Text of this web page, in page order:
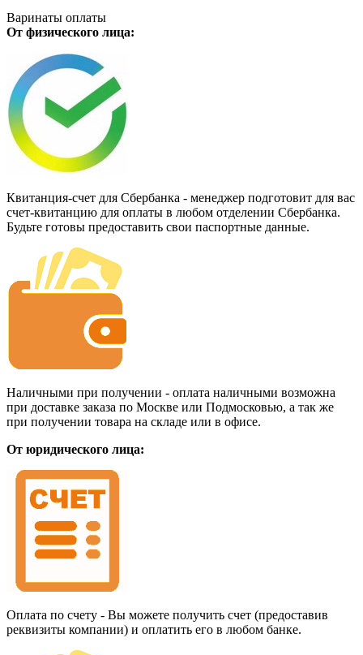
Варинаты оплаты
От физического лица:
Квитанция-счет для Сбербанка - менеджер подготовит для вас
счет-квитанцию для оплаты в любом отделении Сбербанка.
Будьте готовы предоставить свои паспортные данные.
Наличными при получении - оплата наличными возможна
при доставке заказа по Москве или Подмосковью, а так же
при получении товара на складе или в офисе.
От юридического лица:
Оплата по счету - Вы можете получить счет (предоставив
реквизиты компании) и оплатить его в любом банке.